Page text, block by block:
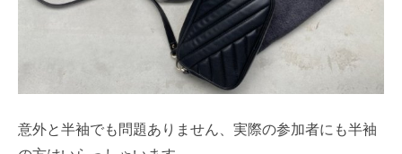
意外と半袖でも問題ありません、実際の参加者にも半袖